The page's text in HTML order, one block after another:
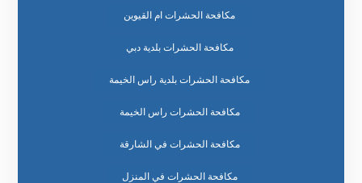
مكافحة الحشرات ام القيوين
مكافحة الحشرات بلدية دبي
مكافحة الحشرات بلدية راس الخيمة
مكافحة الحشرات راس الخيمة
مكافحة الحشرات في الشارقة
مكافحة الحشرات في المنزل